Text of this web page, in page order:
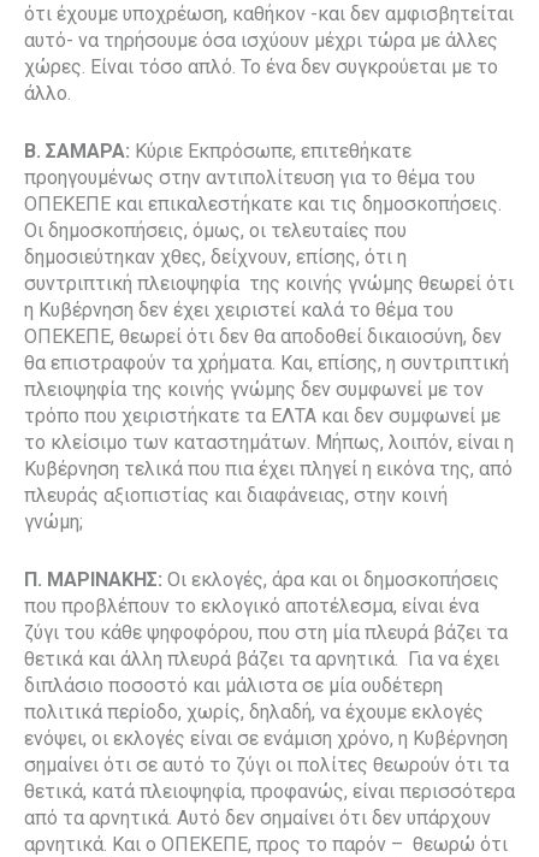
ότι έχουμε υποχρέωση, καθήκον -και δεν αμφισβητείται
αυτό- να τηρήσουμε όσα ισχύουν μέχρι τώρα με άλλες
χώρες. Είναι τόσο απλό. Το ένα δεν συγκρούεται με το
άλλο.
Β. ΣΑΜΑΡΑ: Κύριε Εκπρόσωπε, επιτεθήκατε
προηγουμένως στην αντιπολίτευση για το θέμα του
ΟΠΕΚΕΠΕ και επικαλεστήκατε και τις δημοσκοπήσεις.
Οι δημοσκοπήσεις, όμως, οι τελευταίες που
δημοσιεύτηκαν χθες, δείχνουν, επίσης, ότι η
συντριπτική πλειοψηφία της κοινής γνώμης θεωρεί ότι
η Κυβέρνηση δεν έχει χειριστεί καλά το θέμα του
ΟΠΕΚΕΠΕ, θεωρεί ότι δεν θα αποδοθεί δικαιοσύνη, δεν
θα επιστραφούν τα χρήματα. Και, επίσης, η συντριπτική
πλειοψηφία της κοινής γνώμης δεν συμφωνεί με τον
τρόπο που χειριστήκατε τα ΕΛΤΑ και δεν συμφωνεί με
το κλείσιμο των καταστημάτων. Μήπως, λοιπόν, είναι η
Κυβέρνηση τελικά που πια έχει πληγεί η εικόνα της, από
πλευράς αξιοπιστίας και διαφάνειας, στην κοινή
γνώμη;
Π. ΜΑΡΙΝΑΚΗΣ: Οι εκλογές, άρα και οι δημοσκοπήσεις
που προβλέπουν το εκλογικό αποτέλεσμα, είναι ένα
ζύγι του κάθε ψηφοφόρου, που στη μία πλευρά βάζει τα
θετικά και άλλη πλευρά βάζει τα αρνητικά. Για να έχει
διπλάσιο ποσοστό και μάλιστα σε μία ουδέτερη
πολιτικά περίοδο, χωρίς, δηλαδή, να έχουμε εκλογές
ενόψει, οι εκλογές είναι σε ενάμιση χρόνο, η Κυβέρνηση
σημαίνει ότι σε αυτό το ζύγι οι πολίτες θεωρούν ότι τα
θετικά, κατά πλειοψηφία, προφανώς, είναι περισσότερα
από τα αρνητικά. Αυτό δεν σημαίνει ότι δεν υπάρχουν
αρνητικά. Και ο ΟΠΕΚΕΠΕ, προς το παρόν – θεωρώ ότι